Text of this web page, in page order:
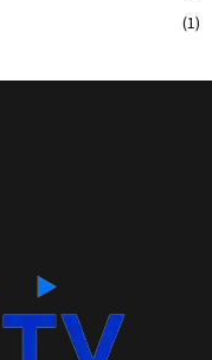
(1)